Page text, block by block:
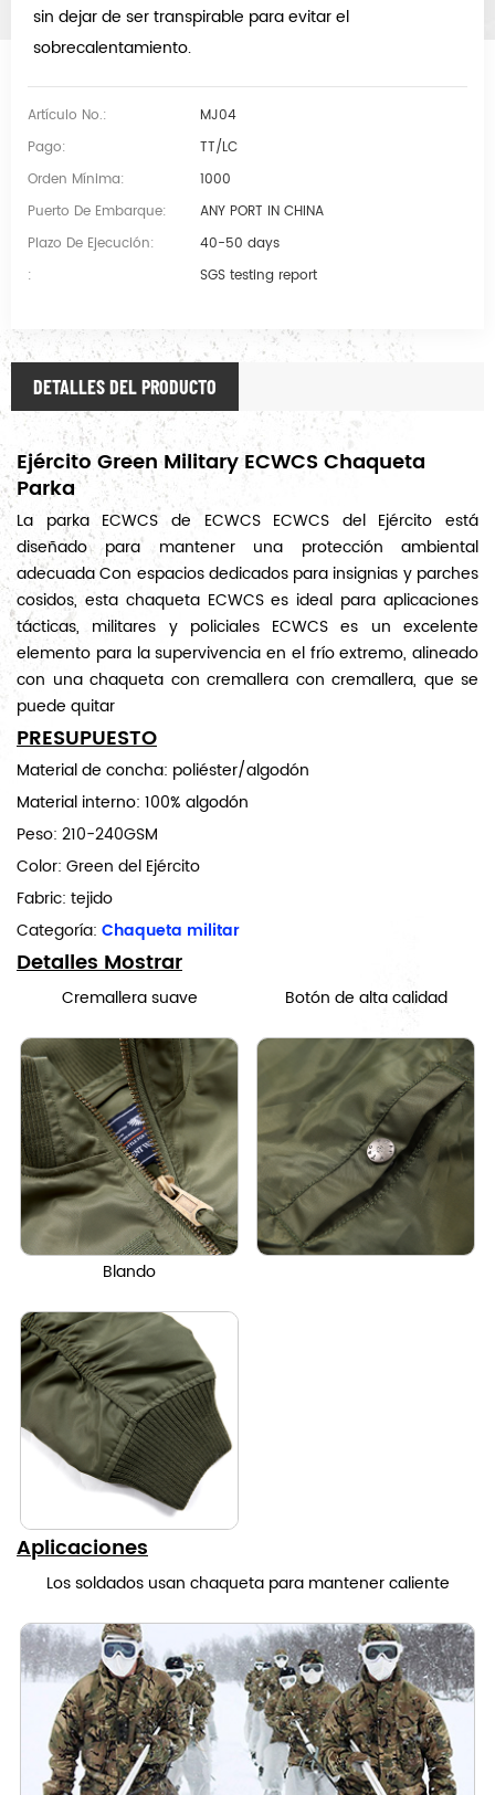
sin dejar de ser transpirable para evitar el
sobrecalentamiento.
Artículo No.:
MJ04
Pago:
TT/LC
Orden Mínima:
1000
Puerto De Embarque:
ANY PORT IN CHINA
Plazo De Ejecución:
40-50 days
:
SGS testing report
DETALLES DEL PRODUCTO
Ejército Green Military ECWCS Chaqueta
Parka
La parka ECWCS de ECWCS ECWCS del Ejército está
diseñado para mantener una protección ambiental
adecuada Con espacios dedicados para insignias y parches
cosidos, esta chaqueta ECWCS es ideal para aplicaciones
tácticas, militares y policiales ECWCS es un excelente
elemento para la supervivencia en el frío extremo, alineado
con una chaqueta con cremallera con cremallera, que se
puede quitar
PRESUPUESTO
Material de concha: poliéster/algodón
Material interno: 100% algodón
Peso: 210-240GSM
Color: Green del Ejército
Fabric: tejido
Categoría: Chaqueta militar
Detalles Mostrar
Cremallera suave Botón de alta calidad
Blando
Aplicaciones
Los soldados usan chaqueta para mantener caliente